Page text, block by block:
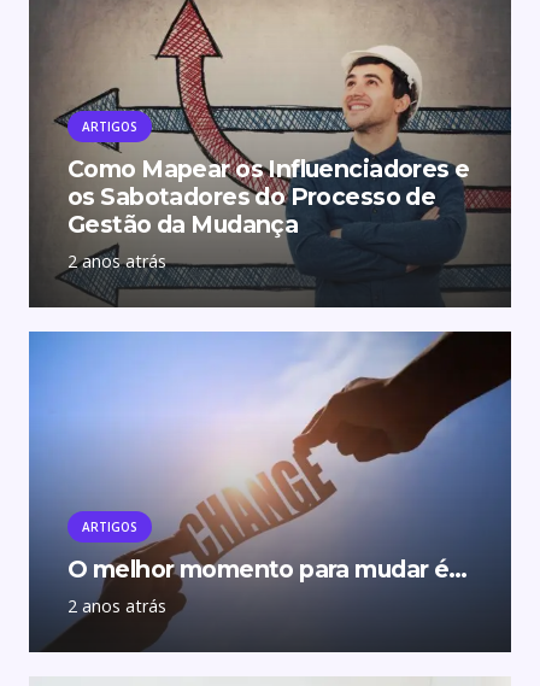
ARTIGOS
Como Mapear os Influenciadores e
os Sabotadores do Processo de
Gestão da Mudança
2 anos atrás
ARTIGOS
O melhor momento para mudar é…
2 anos atrás